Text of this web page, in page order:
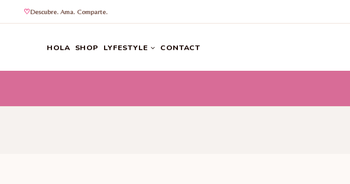
Descubre. Ama. Comparte.
HOLA SHOP LYFESTYLE CONTACT